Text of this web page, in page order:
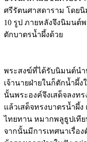
บวรนิเวศ เมื่อขึ้นครองร
ศรีรัตนศาสดาราม โดยนิ
10 รูป ภายหลังจึงนิมนต์
พระสงฆ์ที่ได้รับนิมนต์นำ
เจ้านายฝ่ายในก็ตักน้ำผึ้
นั้นพระองค์จึงเสด็จลงทร
แล้วเสด็จทรงบาตรน้ำผึ้
ไทยทาน หมากพลูธูปเที